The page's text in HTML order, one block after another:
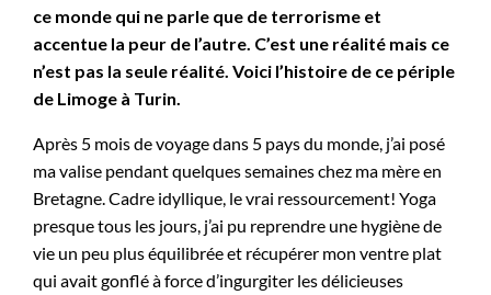
ce monde qui ne parle que de terrorisme et
accentue la peur de l’autre. C’est une réalité mais ce
n’est pas la seule réalité. Voici l’histoire de ce périple
de Limoge à Turin.
Après 5 mois de voyage dans 5 pays du monde, j’ai posé
ma valise pendant quelques semaines chez ma mère en
Bretagne. Cadre idyllique, le vrai ressourcement! Yoga
presque tous les jours, j’ai pu reprendre une hygiène de
vie un peu plus équilibrée et récupérer mon ventre plat
qui avait gonflé à force d’ingurgiter les délicieuses